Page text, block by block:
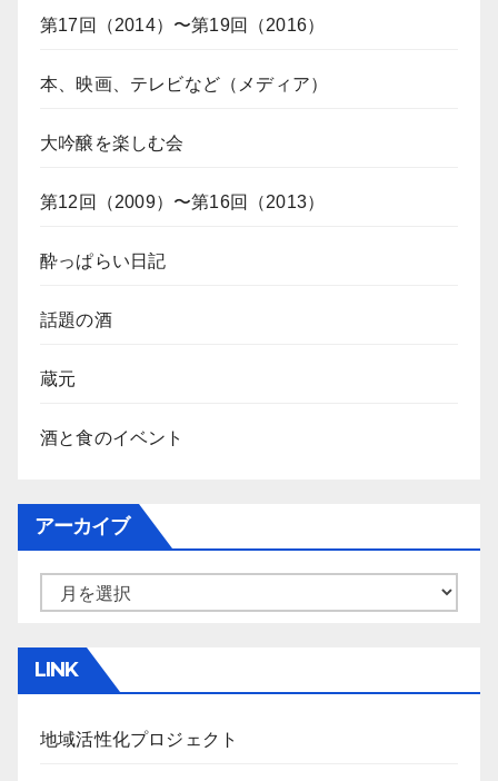
第17回（2014）〜第19回（2016）
本、映画、テレビなど（メディア）
大吟醸を楽しむ会
第12回（2009）〜第16回（2013）
酔っぱらい日記
話題の酒
蔵元
酒と食のイベント
アーカイブ
LINK
地域活性化プロジェクト